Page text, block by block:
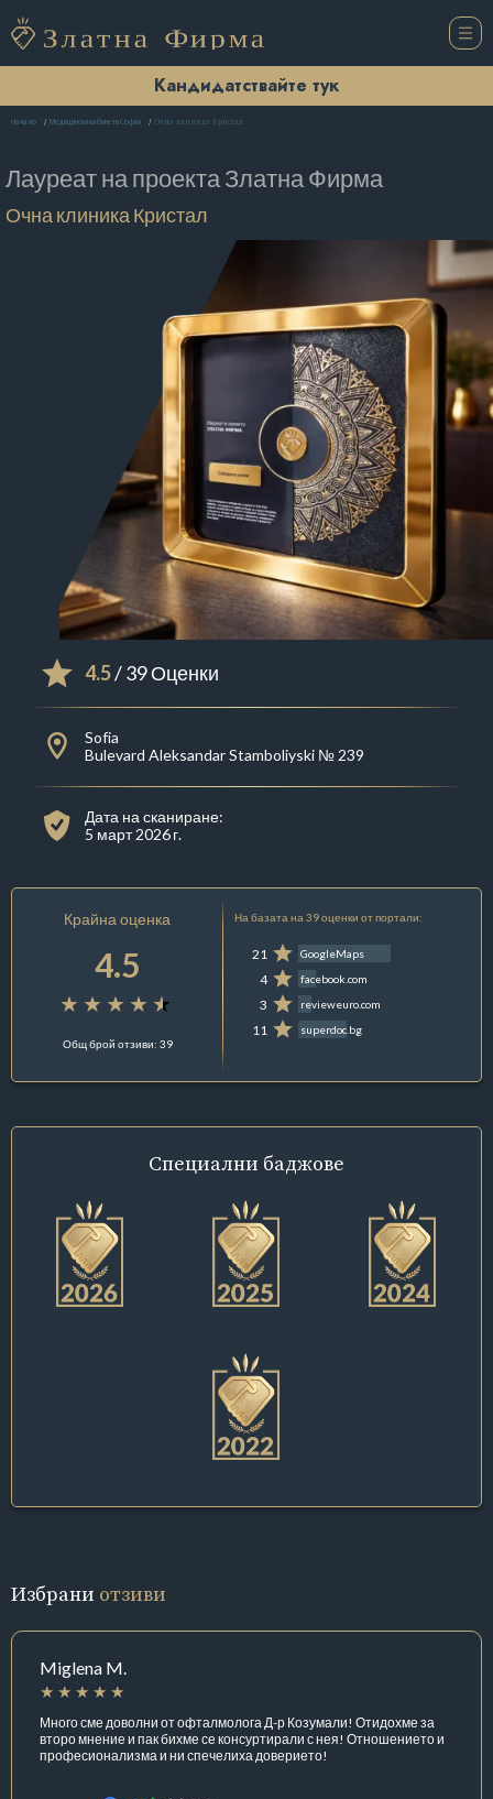
Кандидатствайте тук
Начало Медицински кабинети София Очна клиника Кристал
Лауреат на проектаЗлатна Фирма
Очна клиника Кристал
4.5/ 39 Оценки
Sofia
Bulevard Aleksandar Stamboliyski № 239
Дата на сканиране:
5 март 2026 г.
Крайна оценка
4.5
Общ брой отзиви: 39
На базата на 39 оценки от портали:
21 GoogleMaps
4 facebook.com
3 revieweuro.com
11 superdoc.bg
Специални баджове
Избрани отзиви
Miglena M.
Много сме доволни от офталмолога Д-р Козумали! Отидохме за
второ мнение и пак бихме се консуртирали с нея! Отношението и
професионализма и ни спечелиха доверието!